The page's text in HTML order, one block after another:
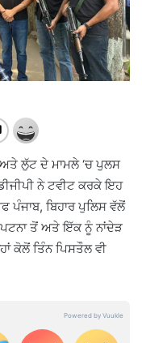
ਲੁੱਟ ਦੇ ਮਾਮਲੇ ‘ਚ ਪੁਲਸ
ਨੇ ਟਵੀਟ ਕਰਕੇ ਇਹ
ਪੰਜਾਬ, ਬਿਹਾਰ ਪੁਲਿਸ ਵੱਲੋਂ
ਪਟਨਾ ਤੋਂ ਅਤੇ ਇੱਕ ਨੂੰ ਨਾਂਦੇੜ
ਕੋਲੋਂ ਤਿੰਨ ਪਿਸਤੌਲ ਵੀ